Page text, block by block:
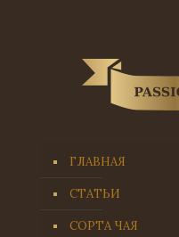
ГЛАВНАЯ
СТАТЬИ
СОРТА ЧАЯ